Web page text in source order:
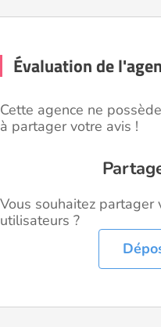
Évaluation de
Cette agence ne
à partager votre avis !
Vous souhaitez partager
utilisateurs ?